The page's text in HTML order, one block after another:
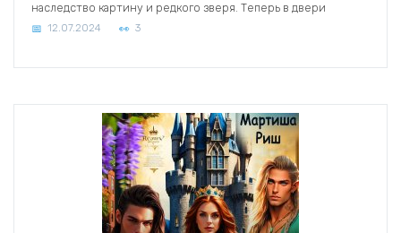
наследство картину и редкого зверя. Теперь в двери
12.07.2024 3